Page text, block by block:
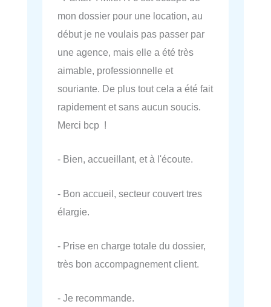
mon dossier pour une location, au
début je ne voulais pas passer par
une agence, mais elle a été très
aimable, professionnelle et
souriante. De plus tout cela a été fait
rapidement et sans aucun soucis.
Merci bcp !
- Bien, accueillant, et à l'écoute.
- Bon accueil, secteur couvert tres
élargie.
- Prise en charge totale du dossier,
très bon accompagnement client.
- Je recommande.